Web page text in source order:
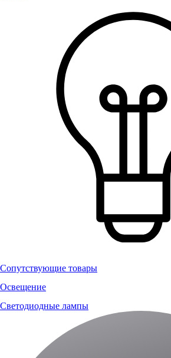
Сопутствующие товары
Освещение
Светодиодные лампы